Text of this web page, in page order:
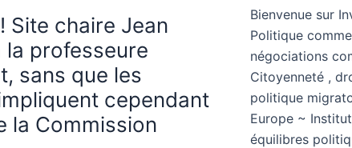
Site chaire Jean
professeure
sans que les
cependant
la Commission
Bienvenue sur
Politique
négociations
Citoyenneté ,
politique
Europe ~
équilibres